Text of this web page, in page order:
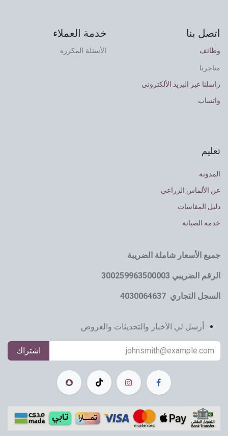
اتصل بنا
وظائف
متاجرنا
راسلنا عبر البريد الألكتروني
واتساب
خدمة العملاء
الأسئلة المكرره
تعليم
المدونة
عن الألماس الزراعي
دليل المقاسات
خدمة الصيانة
جميع الأسعار شاملة الضريبة
الرقم الضريبي 300259963500003
السجل التجاري 4030064637
أرسل لي الأخبار والتحديثات والعروض.
اشتراك